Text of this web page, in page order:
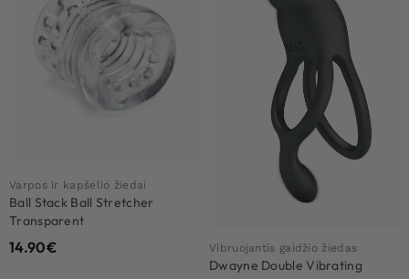
Varpos ir kapšelio žiedai
Ball Stack Ball Stretcher
Transparent
14.90€ Vibruojantis gaidžio žiedas
Dwayne Double Vibrating